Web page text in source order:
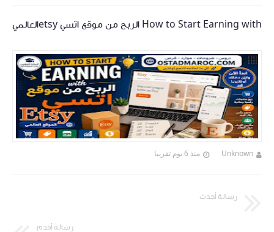
How to Start Earning with الربح من موقع اتسي etsyالعالمي
Unknown منذ 6 يوم تقريبا
رسالة أحدث
رسالة أقدم